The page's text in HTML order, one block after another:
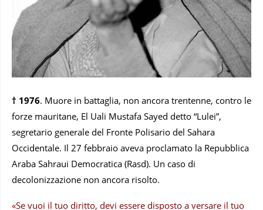
† 1976. Muore in battaglia, non ancora trentenne, contro le
forze mauritane, El Uali Mustafa Sayed detto “Lulei”,
segretario generale del Fronte Polisario del Sahara
Occidentale. Il 27 febbraio aveva proclamato la Repubblica
Araba Sahraui Democratica (Rasd). Un caso di
decolonizzazione non ancora risolto.
«Se vuoi il tuo diritto, devi essere disposto a versare il tuo